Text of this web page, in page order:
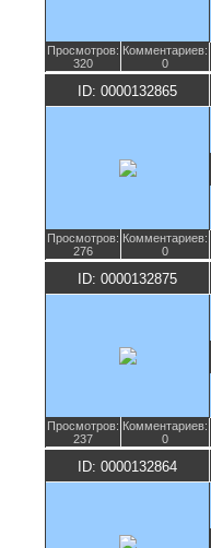
Просмотров:
320
Комментариев:
0
ID: 0000132865
Просмотров:
276
Комментариев:
0
ID: 0000132875
Просмотров:
237
Комментариев:
0
ID: 0000132864